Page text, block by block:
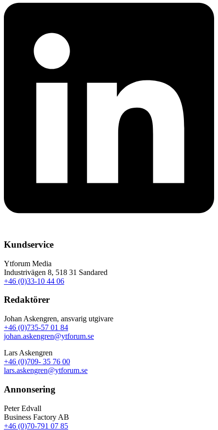
Kundservice
Ytforum Media
Industrivägen 8, 518 31 Sandared
+46 (0)33-10 44 06
Redaktörer
Johan Askengren, ansvarig utgivare
+46 (0)735-57 01 84
johan.askengren@ytforum.se
Lars Askengren
+46 (0)709- 35 76 00
lars.askengren@ytforum.se
Annonsering
Peter Edvall
Business Factory AB
+46 (0)70-791 07 85